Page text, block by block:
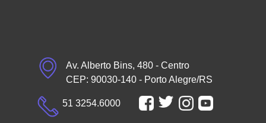
Av. Alberto Bins, 480 - Centro
CEP: 90030-140 - Porto Alegre/RS
51 3254.6000